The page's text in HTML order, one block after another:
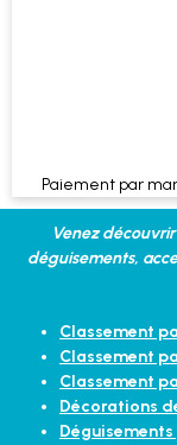
Paiement par
Venez
déguisements,
Classement
Classement
Classement
Décorations